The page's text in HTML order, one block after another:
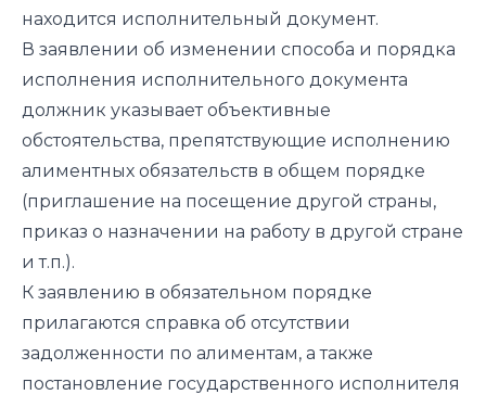
находится исполнительный документ.
В заявлении об изменении способа и порядка
исполнения исполнительного документа
должник указывает объективные
обстоятельства, препятствующие исполнению
алиментных обязательств в общем порядке
(приглашение на посещение другой страны,
приказ о назначении на работу в другой стране
и т.п.).
К заявлению в обязательном порядке
прилагаются справка об отсутствии
задолженности по алиментам, а также
постановление государственного исполнителя